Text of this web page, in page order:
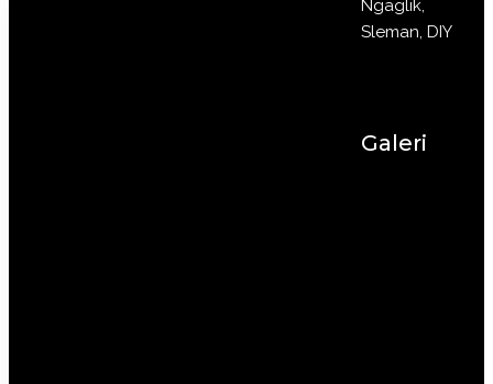
Ngaglik,
Sleman, DIY
Galeri